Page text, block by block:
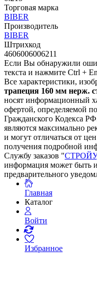
Торговая марка
BIBER
Производитель
BIBER
Штрихкод
4606006006211
Если Вы обнаружили
текста и нажмите Ctrl +
Все характеристики,
трапеция 160 мм нерж.
носят информационный
офертой, определяемой
Гражданского Кодекса
являются максимально
и могут отличаться от
получения подробной
Службу заказов "
информация может быть
предварительного
Главная
Каталог
Войти
Избранное